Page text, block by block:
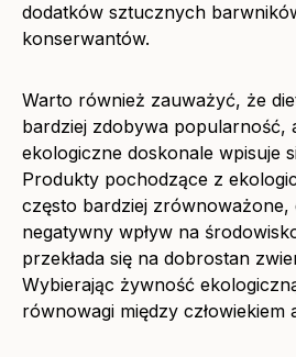
dodatków sztucznych
konserwantów.
Warto również zauważyć, że
bardziej zdobywa popularność,
ekologiczne doskonale wpisuje
Produkty pochodzące z
często bardziej zrównoważone,
negatywny wpływ na
przekłada się na dobrostan
Wybierając żywność
równowagi między człowiekiem